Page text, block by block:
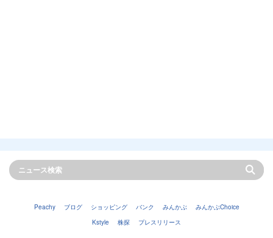
Peachy ブログ ショッピング バンク みんかぶ
みんかぶChoice
Kstyle
株探 プレスリリース